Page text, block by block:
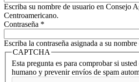
Escriba su nombre de usuario en Consejo
Centroamericano.
Contraseña *
Escriba la contraseña asignada a su
CAPTCHA
Esta pregunta es para comprobar si
humano y prevenir envíos de spam